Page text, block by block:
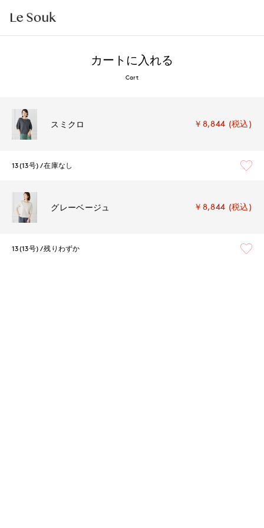
カートに入れる
Cart
スミクロ ￥8,844 (税込)
13(13号) 在庫なし
グレーベージュ ￥8,844 (税込)
13(13号) 残りわずか